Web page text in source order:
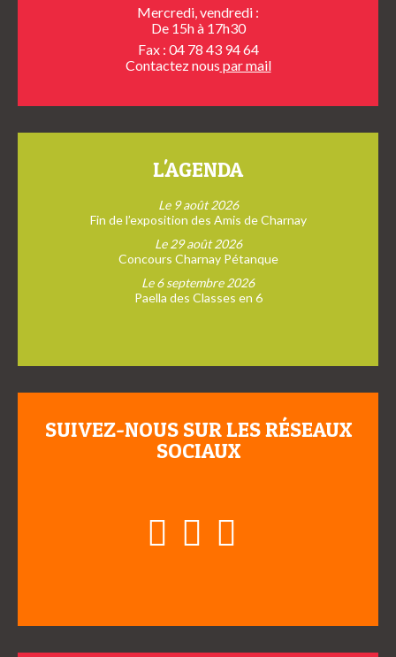
Mercredi, vendredi :
De 15h à 17h30
Fax : 04 78 43 94 64
Contactez nous par mail
L'AGENDA
Le 9 août 2026
Fin de l’exposition des Amis de Charnay
Le 29 août 2026
Concours Charnay Pétanque
Le 6 septembre 2026
Paella des Classes en 6
SUIVEZ-NOUS SUR LES RÉSEAUX
SOCIAUX